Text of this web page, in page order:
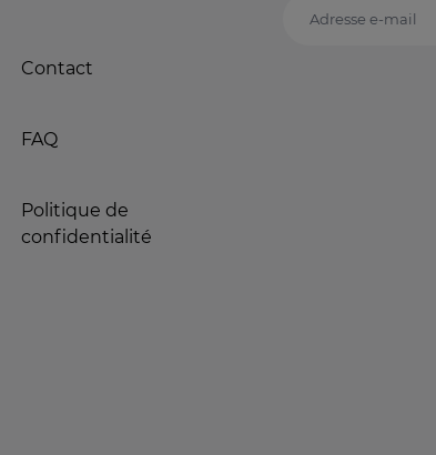
Contact
FAQ
Politique de
confidentialité
Adresse e-mail